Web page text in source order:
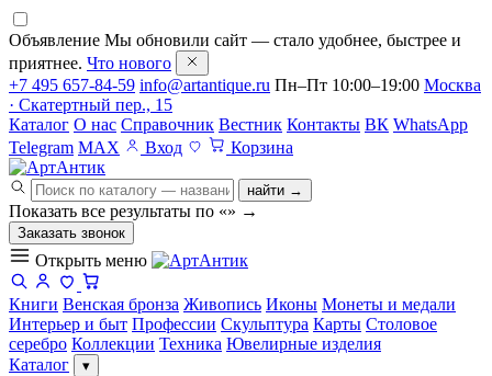
Объявление Мы обновили сайт — стало удобнее, быстрее и
приятнее. Что нового
+7 495 657-84-59 info@artantique.ru Пн–Пт 10:00–19:00 Москва
· Скатертный пер., 15
Каталог О нас Справочник Вестник Контакты ВК WhatsApp
Telegram MAX Вход Корзина
найти →
Показать все результаты по «» →
Заказать звонок
Открыть меню
Книги Венская бронза Живопись Иконы Монеты и медали
Интерьер и быт Профессии Скульптура Карты Столовое
серебро Коллекции Техника Ювелирные изделия
Каталог
▾